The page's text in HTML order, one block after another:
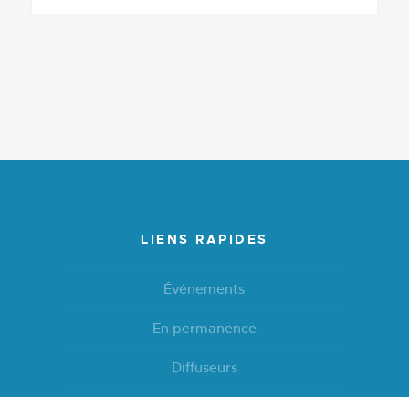
LIENS RAPIDES
Événements
En permanence
Diffuseurs